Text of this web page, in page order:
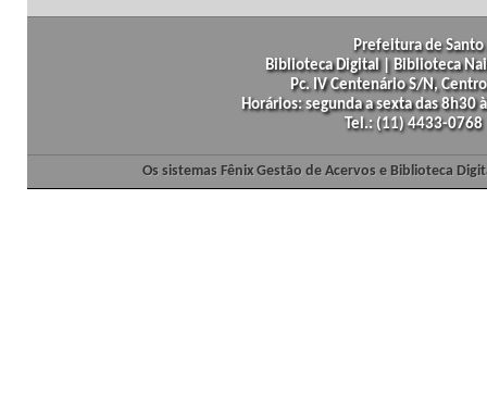
Prefeitura de
Biblioteca Digital | Biblioteca
Pc. IV Centenário S/N,
Horários: segunda a sexta das
Tel.: (11) 4433-
Os sistemas Fênix Gestão de Acervos e Biblioteca